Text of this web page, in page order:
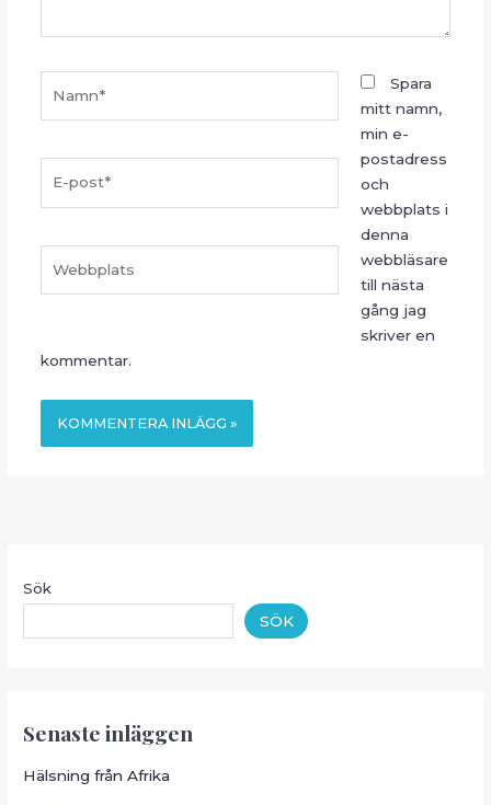
post*
Spara
mitt namn,
min e-
postadress
och
webbplats i
denna
webbläsare
till nästa
gång jag
skriver en
kommentar.
Sök
SÖK
Senaste inläggen
Hälsning från Afrika